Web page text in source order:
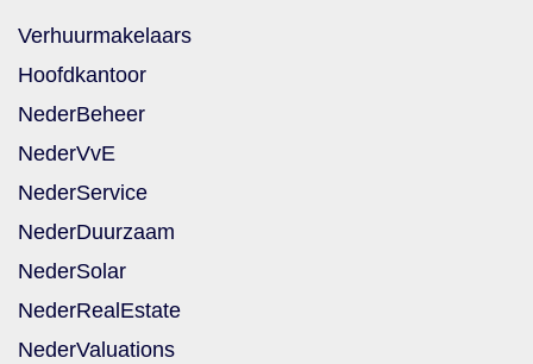
Verhuurmakelaars
Hoofdkantoor
NederBeheer
NederVvE
NederService
NederDuurzaam
NederSolar
NederRealEstate
NederValuations